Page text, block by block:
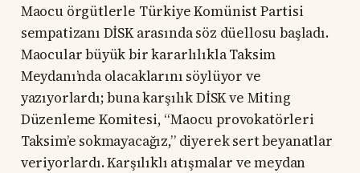
Maocu örgütlerle Türkiye Komünist Partisi
sempatizanı DİSK arasında söz düellosu başladı.
Maocular büyük bir kararlılıkla Taksim
Meydanı’nda olacaklarını söylüyor ve
yazıyorlardı; buna karşılık DİSK ve Miting
Düzenleme Komitesi, “Maocu provokatörleri
Taksim’e sokmayacağız,” diyerek sert beyanatlar
veriyorlardı. Karşılıklı atışmalar ve meydan